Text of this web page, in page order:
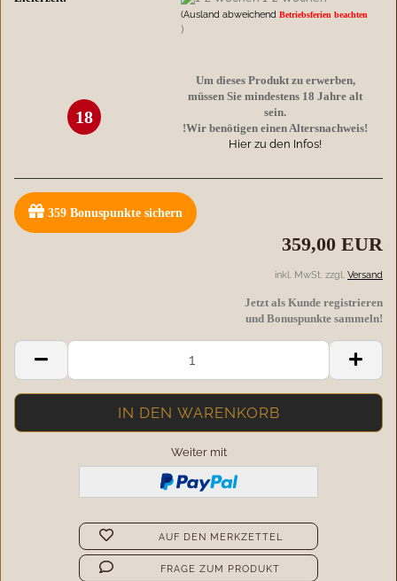
(Ausland abweichendBetriebsferien beachten
)
18
Um dieses Produkt zu erwerben,
müssen Sie mindestens 18 Jahre alt
sein.
!Wir benötigen einen Altersnachweis!
Hier zu den Infos!
359 Bonuspunkte sichern
359,00 EUR
inkl. MwSt. zzgl. Versand
Jetzt als Kunde registrieren
und Bonuspunkte sammeln!
Weiter mit
AUF DEN MERKZETTEL
FRAGE ZUM PRODUKT